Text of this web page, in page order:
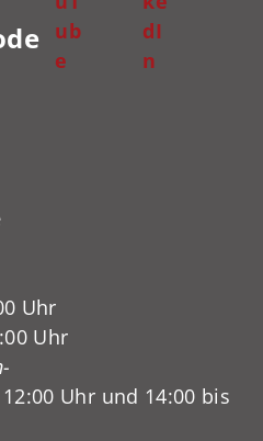
ub
e
dI
n
Uhr
Uhr
Uhr und 14:00 bis